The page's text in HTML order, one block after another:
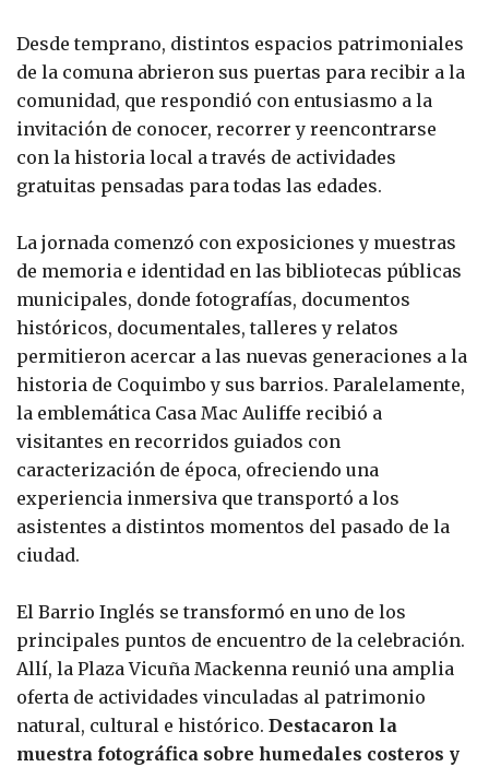
Desde temprano, distintos espacios patrimoniales
de la comuna abrieron sus puertas para recibir a la
comunidad, que respondió con entusiasmo a la
invitación de conocer, recorrer y reencontrarse
con la historia local a través de actividades
gratuitas pensadas para todas las edades.
La jornada comenzó con exposiciones y muestras
de memoria e identidad en las bibliotecas públicas
municipales, donde fotografías, documentos
históricos, documentales, talleres y relatos
permitieron acercar a las nuevas generaciones a la
historia de Coquimbo y sus barrios. Paralelamente,
la emblemática Casa Mac Auliffe recibió a
visitantes en recorridos guiados con
caracterización de época, ofreciendo una
experiencia inmersiva que transportó a los
asistentes a distintos momentos del pasado de la
ciudad.
El Barrio Inglés se transformó en uno de los
principales puntos de encuentro de la celebración.
Allí, la Plaza Vicuña Mackenna reunió una amplia
oferta de actividades vinculadas al patrimonio
natural, cultural e histórico. Destacaron la
muestra fotográfica sobre humedales costeros y